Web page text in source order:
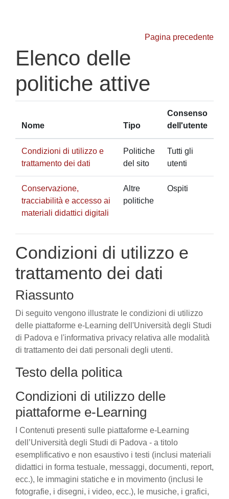
Pagina precedente
Elenco delle
politiche attive
Nome Tipo
Consenso
dell'utente
Condizioni di utilizzo e
trattamento dei dati
Politiche
del sito
Tutti gli
utenti
Conservazione,
tracciabilità e accesso ai
materiali didattici digitali
Altre
politiche
Ospiti
Condizioni di utilizzo e
trattamento dei dati
Riassunto
Di seguito vengono illustrate le condizioni di utilizzo
delle piattaforme e-Learning dell'Università degli Studi
di Padova e l'informativa privacy relativa alle modalità
di trattamento dei dati personali degli utenti.
Testo della politica
Condizioni di utilizzo delle
piattaforme e-Learning
I Contenuti presenti sulle piattaforme e-Learning
dell’Università degli Studi di Padova - a titolo
esemplificativo e non esaustivo i testi (inclusi materiali
didattici in forma testuale, messaggi, documenti, report,
ecc.), le immagini statiche e in movimento (inclusi le
fotografie, i disegni, i video, ecc.), le musiche, i grafici,